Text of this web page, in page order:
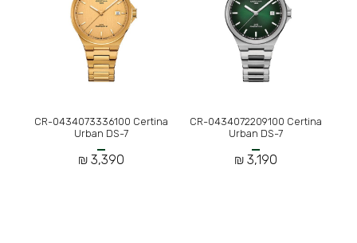
CR-0434072209100 Certina
Urban DS-7
3,190 ₪
CR-0434073336100 Certina
Urban DS-7
3,390 ₪